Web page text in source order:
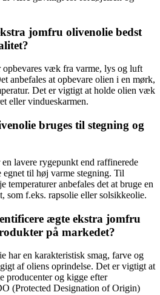
jomfru olivenolie bedst
væk fra varme, lys og luft
anbefales at opbevare olien i en mørk,
Det er vigtigt at holde olien væk
eller vindueskarmen.
bruges til stegning og
lavere rygepunkt end raffinerede
til høj varme stegning. Til
temperaturer anbefales det at bruge en
som f.eks. rapsolie eller solsikkeolie.
ægte ekstra jomfru
på markedet?
har en karakteristisk smag, farve og
af oliens oprindelse. Det er vigtigt at
producenter og kigge efter
(Protected Designation of Origin)